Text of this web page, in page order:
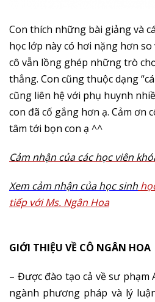
Con thích những bài giảng và
học lớp này có hơi nặng hơn
cô vẫn lồng ghép những trò
thẳng. Con cũng thuộc dạng
cũng liên hệ với phụ huynh
con đã cố gắng hơn ạ. Cảm ơn
tâm tới bọn con ạ ^^
Cảm nhận của các học viên
Xem cảm nhận của học sinh
tiếp với Ms. Ngân Hoa
GIỚI THIỆU VỀ CÔ NGÂN HOA
– Được đào tạo cả về sư phạm
ngành phương pháp và lý